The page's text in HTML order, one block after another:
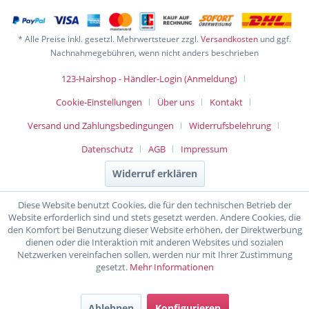
* Alle Preise inkl. gesetzl. Mehrwertsteuer zzgl.Versandkosten und ggf.
Nachnahmegebühren, wenn nicht anders beschrieben
123-Hairshop - Händler-Login (Anmeldung)
Cookie-Einstellungen
Über uns
Kontakt
Versand und Zahlungsbedingungen
Widerrufsbelehrung
Datenschutz
AGB Impressum
Widerruf erklären
Diese Website benutzt Cookies, die für den technischen Betrieb der
Website erforderlich sind und stets gesetzt werden. Andere Cookies, die
den Komfort bei Benutzung dieser Website erhöhen, der Direktwerbung
dienen oder die Interaktion mit anderen Websites und sozialen
Netzwerken vereinfachen sollen, werden nur mit Ihrer Zustimmung
gesetzt. Mehr Informationen